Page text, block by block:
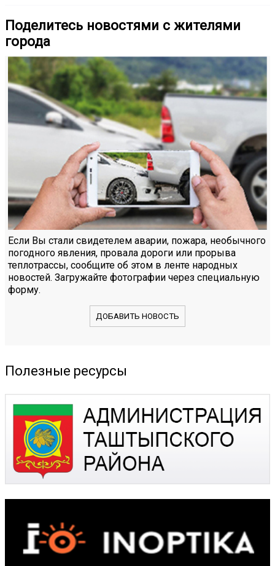
Поделитесь новостями с жителями
города
Если Вы стали свидетелем аварии, пожара, необычного
погодного явления, провала дороги или прорыва
теплотрассы, сообщите об этом в ленте народных
новостей. Загружайте фотографии через специальную
форму.
ДОБАВИТЬ НОВОСТЬ
Полезные ресурсы